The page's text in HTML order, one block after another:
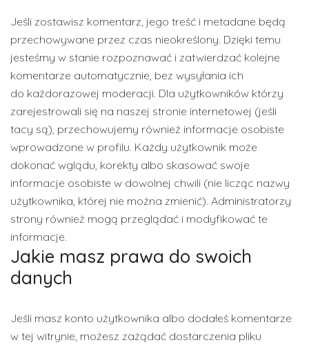
Jeśli zostawisz komentarz, jego treść i metadane będą
przechowywane przez czas nieokreślony. Dzięki temu
jesteśmy w stanie rozpoznawać i zatwierdzać kolejne
komentarze automatycznie, bez wysyłania ich
do każdorazowej moderacji. Dla użytkowników którzy
zarejestrowali się na naszej stronie internetowej (jeśli
tacy są), przechowujemy również informacje osobiste
wprowadzone w profilu. Każdy użytkownik może
dokonać wglądu, korekty albo skasować swoje
informacje osobiste w dowolnej chwili (nie licząc nazwy
użytkownika, której nie można zmienić). Administratorzy
strony również mogą przeglądać i modyfikować te
informacje.
Jakie masz prawa do swoich
danych
Jeśli masz konto użytkownika albo dodałeś komentarze
w tej witrynie, możesz zażądać dostarczenia pliku